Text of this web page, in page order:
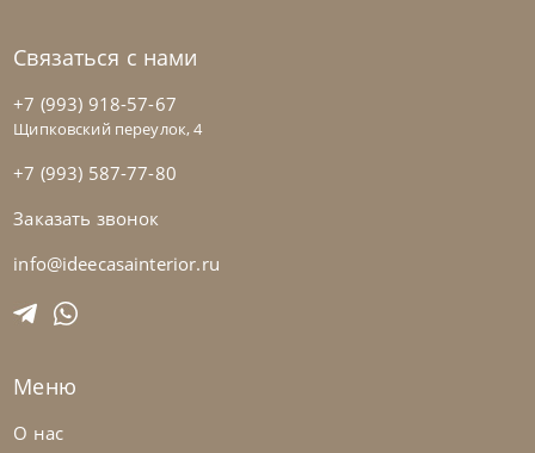
Связаться с нами
+7 (993) 918-57-67
Щипковский переулок, 4
+7 (993) 587-77-80
Заказать звонок
info@ideecasainterior.ru
Меню
О нас